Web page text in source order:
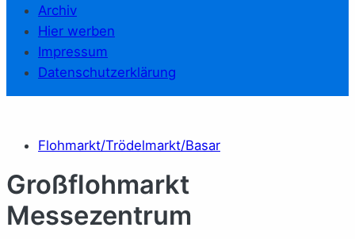
Archiv
Hier werben
Impressum
Datenschutzerklärung
Flohmarkt/Trödelmarkt/Basar
Großflohmarkt
Messezentrum